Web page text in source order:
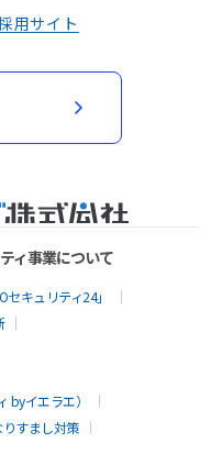
用サイト
ィ事業について
キュリティ24」
byイエラエ）
りすまし対策